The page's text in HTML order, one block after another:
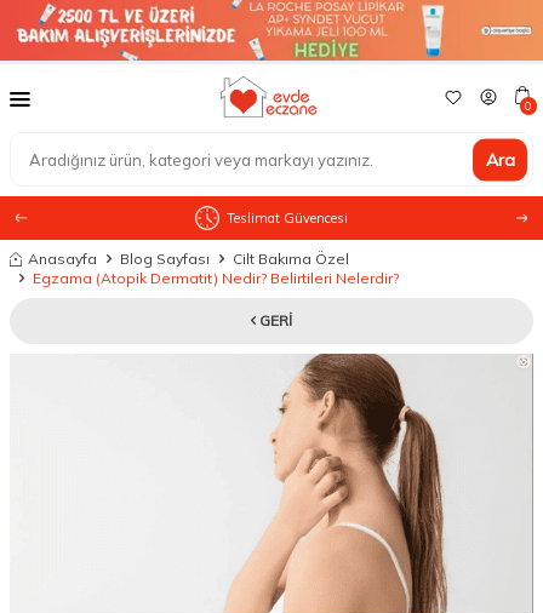
Ara
0
Teslimat Güvencesi
Anasayfa Blog Sayfası
Cilt Bakıma Özel
Egzama (Atopik Dermatit) Nedir? Belirtileri Nelerdir?
GERI